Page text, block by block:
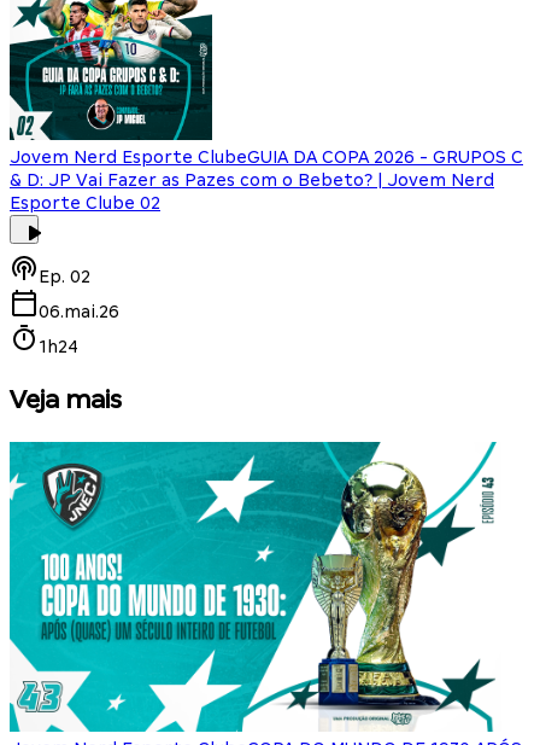
Jovem Nerd Esporte ClubeGUIA DA COPA 2026 - GRUPOS C
& D: JP Vai Fazer as Pazes com o Bebeto? | Jovem Nerd
Esporte Clube 02
Ep. 02
06.mai.26
1h24
Veja mais